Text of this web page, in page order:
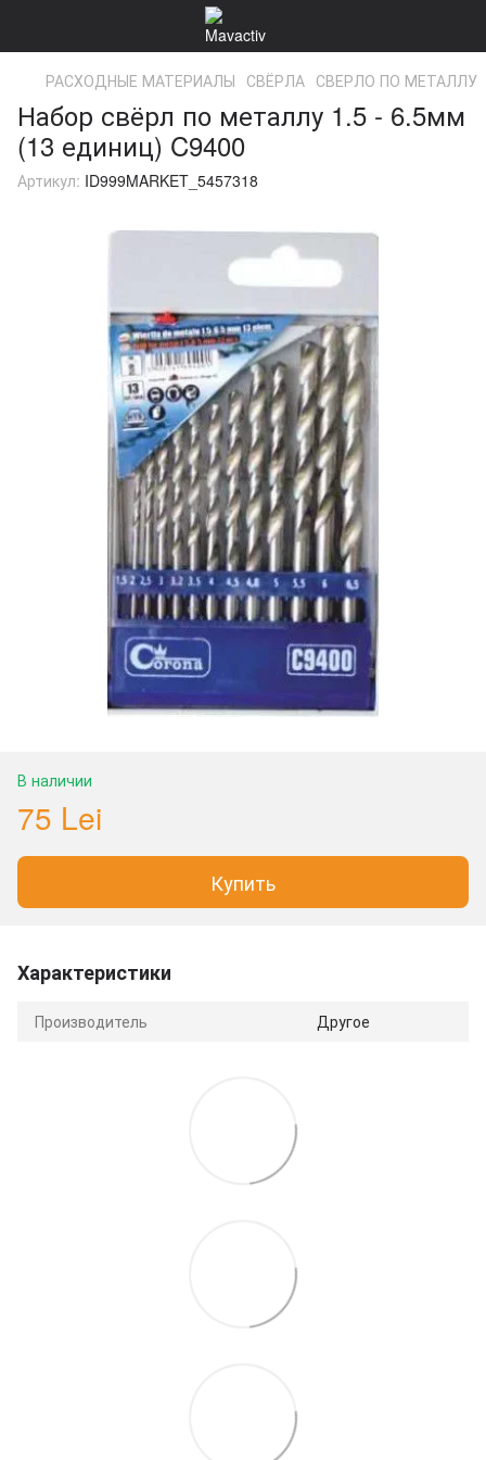
РАСХОДНЫЕ МАТЕРИАЛЫ СВЁРЛА СВЕРЛО ПО МЕТАЛЛУ
Набор свёрл по металлу 1.5 - 6.5мм
(13 единиц) C9400
Артикул: ID999MARKET_5457318
В наличии
75 Lei
Купить
Характеристики
Производитель Другое